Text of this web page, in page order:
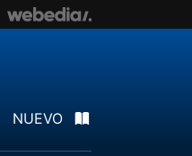
NUEVO